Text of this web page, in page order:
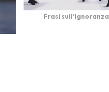
Frasi sull’Ignoranza